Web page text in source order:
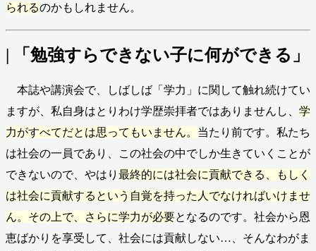
られるのかもしれません。
| 「勉強すらできない子に何ができる」
本誌や講演会で、しばしば「学力」に関して触れ続けてい
ますが、私自身はとりわけ学歴崇拝者ではありませんし、 学
力がすべてだとは思ってもいません。 当たり前です。私たち
は社会の一員であり、この社会の中でしか生きていくことが
できないので、やはり 最終的には社会に貢献できる、もしく
は社会に貢献するという自覚を持った人でなければいけませ
ん。その上で、さらに学力が必要となるのです。社会から恩
恵ばかりを享受して、社会には貢献しない…、そんなわがま